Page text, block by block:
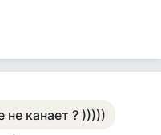
канает ? )))))